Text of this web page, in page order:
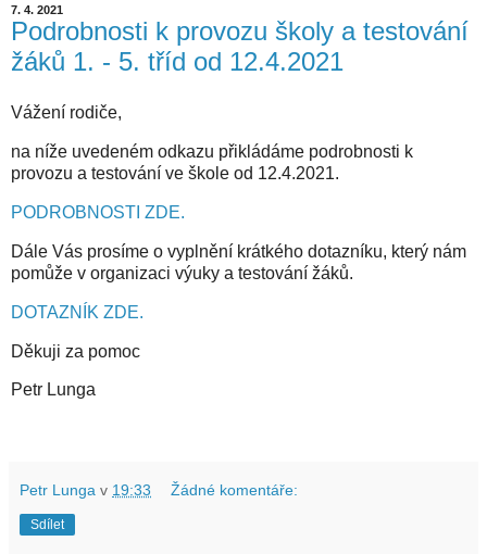
7. 4. 2021
Podrobnosti k provozu školy a testování
žáků 1. - 5. tříd od 12.4.2021
Vážení rodiče,
na níže uvedeném odkazu přikládáme podrobnosti k
provozu a testování ve škole od 12.4.2021.
PODROBNOSTI ZDE.
Dále Vás prosíme o vyplnění krátkého dotazníku, který nám
pomůže v organizaci výuky a testování žáků.
DOTAZNÍK ZDE.
Děkuji za pomoc
Petr Lunga
Petr Lunga v 19:33 Žádné komentáře:
Sdílet